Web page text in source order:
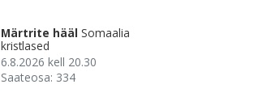
Märtrite hääl Somaalia
kristlased
6.8.2026 kell 20.30
Saateosa: 334